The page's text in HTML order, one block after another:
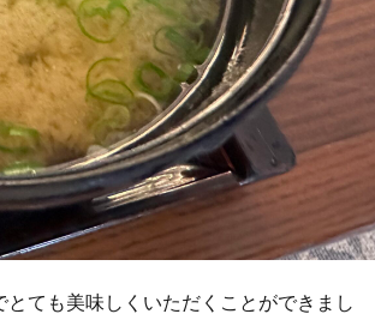
ても美味しくいただくことができまし